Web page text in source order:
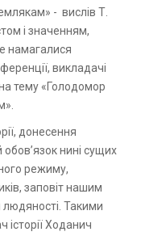
- вислів Т.
і значенням,
намагалися
викладачі
на тему «Голодомор
донесення
нині сущих
режиму,
заповіт нашим
Такими
Ходанич